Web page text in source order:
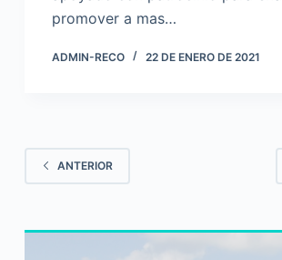
promover a mas…
ADMIN-RECO 22 DE ENERO DE 2021
ANTERIOR